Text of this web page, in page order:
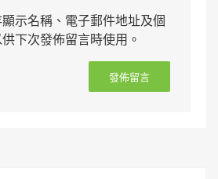
示名稱、電子郵件地址及個
下次發佈留言時使用。